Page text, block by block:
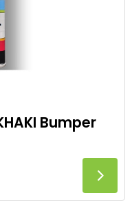
Bumper